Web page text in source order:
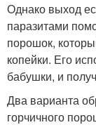
Однако выход
паразитами
порошок,
копейки. Его
бабушки, и
Два варианта
горчичного